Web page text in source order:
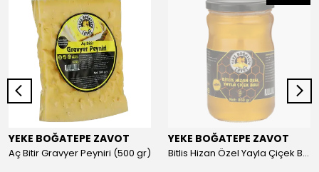
YEKE BOĞATEPE ZAVOT
Aç Bitir Gravyer Peyniri (500 gr)
YEKE BOĞATEPE ZAVOT
Bitlis Hizan Özel Yayla Çiçek Balı (850 gr)